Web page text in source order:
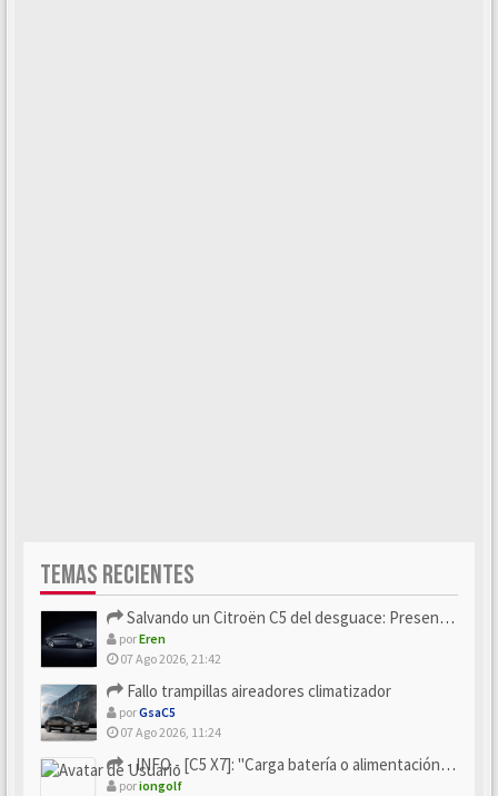
TEMAS RECIENTES
Salvando un Citroën C5 del desguace: Presentación y seguimiento
porEren
07 Ago 2026, 21:42
Fallo trampillas aireadores climatizador
porGsaC5
07 Ago 2026, 11:24
- INFO - [C5 X7]: "Carga batería o alimentación eléctri...
poriongolf